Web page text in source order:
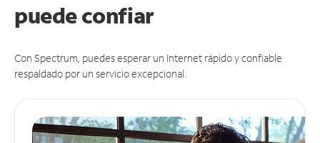
puedeconfiar
Con Spectrum, puedes esperar un Internet rápido y confiable
respaldado por un servicio excepcional.